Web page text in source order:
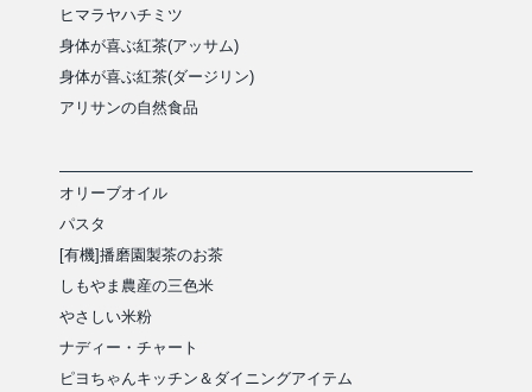
ヒマラヤハチミツ
身体が喜ぶ紅茶(アッサム)
身体が喜ぶ紅茶(ダージリン)
アリサンの自然食品
オリーブオイル
パスタ
[有機]播磨園製茶のお茶
しもやま農産の三色米
やさしい米粉
ナディー・チャート
ピヨちゃんキッチン＆ダイニングアイテム